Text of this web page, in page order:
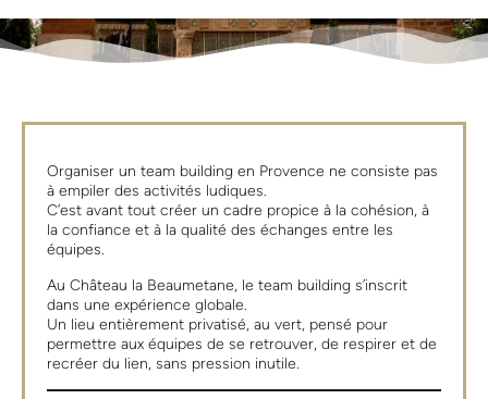
Organiser un team building en Provence ne consiste pas
à empiler des activités ludiques.
C’est avant tout créer un cadre propice à la cohésion, à
la confiance et à la qualité des échanges entre les
équipes.
Au Château la Beaumetane, le team building s’inscrit
dans une expérience globale.
Un lieu entièrement privatisé, au vert, pensé pour
permettre aux équipes de se retrouver, de respirer et de
recréer du lien, sans pression inutile.